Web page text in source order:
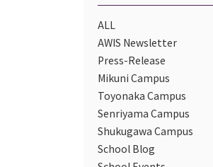
ALL
AWIS Newsletter
Press-Release
Mikuni Campus
Toyonaka Campus
Senriyama Campus
Shukugawa Campus
School Blog